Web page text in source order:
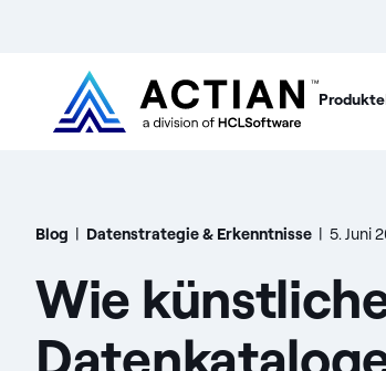
Produkte
Blog | Datenstrategie & Erkenntnisse | 5. Juni
Wie